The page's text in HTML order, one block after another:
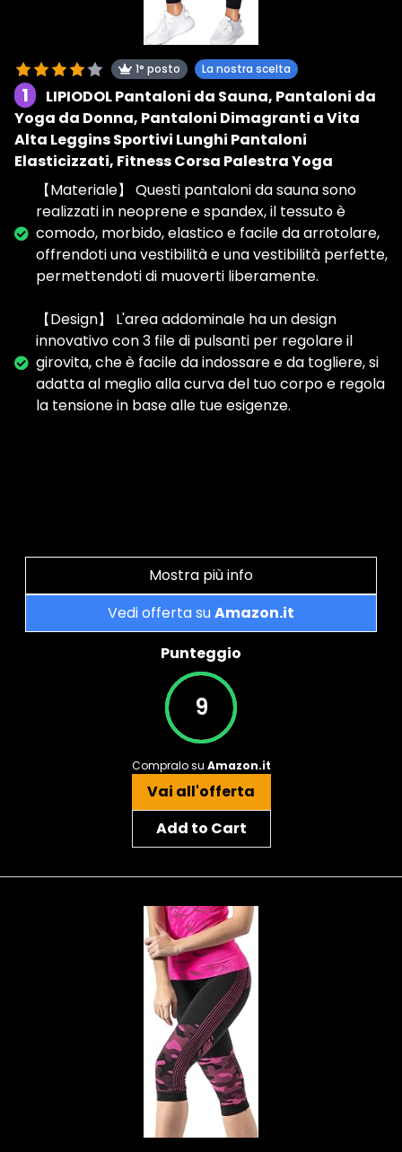
1° posto La nostra scelta
1
LIPIODOL Pantaloni da Sauna, Pantaloni da
Yoga da Donna, Pantaloni Dimagranti a Vita
Alta Leggins Sportivi Lunghi Pantaloni
Elasticizzati, Fitness Corsa Palestra Yoga
【Materiale】 Questi pantaloni da sauna sono
realizzati in neoprene e spandex, il tessuto è
comodo, morbido, elastico e facile da arrotolare,
offrendoti una vestibilità e una vestibilità perfette,
permettendoti di muoverti liberamente.
【Design】 L'area addominale ha un design
innovativo con 3 file di pulsanti per regolare il
girovita, che è facile da indossare e da togliere, si
adatta al meglio alla curva del tuo corpo e regola
la tensione in base alle tue esigenze.
Mostra più info
Vedi offerta suAmazon.it
Punteggio
9
Compralo su Amazon.it
Vai all'offerta
Add to Cart